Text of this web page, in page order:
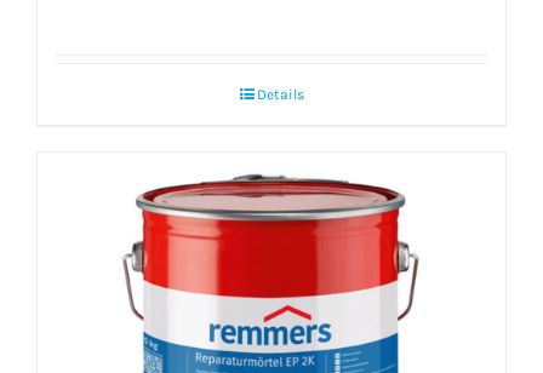
Details